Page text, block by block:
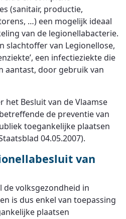
(sanitair, productie,
…) een mogelijk ideaal
van de legionellabacterie.
slachtoffer van Legionellose,
een infectieziekte die
aantast, door gebruik van
het Besluit van de Vlaamse
de preventie van
toegankelijke plaatsen
04.05.2007).
van
volksgezondheid in
is dus enkel van toepassing
plaatsen